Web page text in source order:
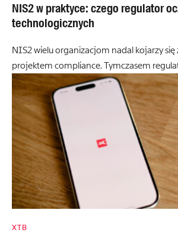
NIS2 w praktyce: czego regulator
technologicznych
NIS2 wielu organizacjom nadal kojarzy się
projektem compliance. Tymczasem
XTB